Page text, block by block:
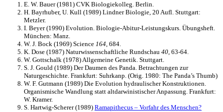
E. W. Bauer (1981) CVK Biologiekolleg. Berlin.
H. Bayrhuber, U. Kull (1989) Lindner Biologie, 20 Aufl. Stuttgart:
Metzler.
I. Beyer (1990) Evolution. Biologie-Abitur-Leistungskurs. Übungsheft.
München: Manz.
W. J. Bock (1969) Science 164, 684.
K. Dose (1987) Naturwissenschaftliche Rundschau 40, 63-64.
W. Gottschalk (1978) Allgemeine Genetik. Stuttgart.
S. J. Gould (1989) Der Daumen des Panda. Betrachtungen zur
Naturgeschichte. Frankfurt: Suhrkanp. (Orig. 1980: The Panda’s Thumb)
W. F. Gutmann (1989) Die Evolution hydraulischer Konstruktionen.
Organismische Wandlung statt altdarwinistischer Anpassung. Frankfurt:
W. Kramer.
S. Hartwig-Scherer (1989) Ramapithecus – Vorfahr des Menschen?